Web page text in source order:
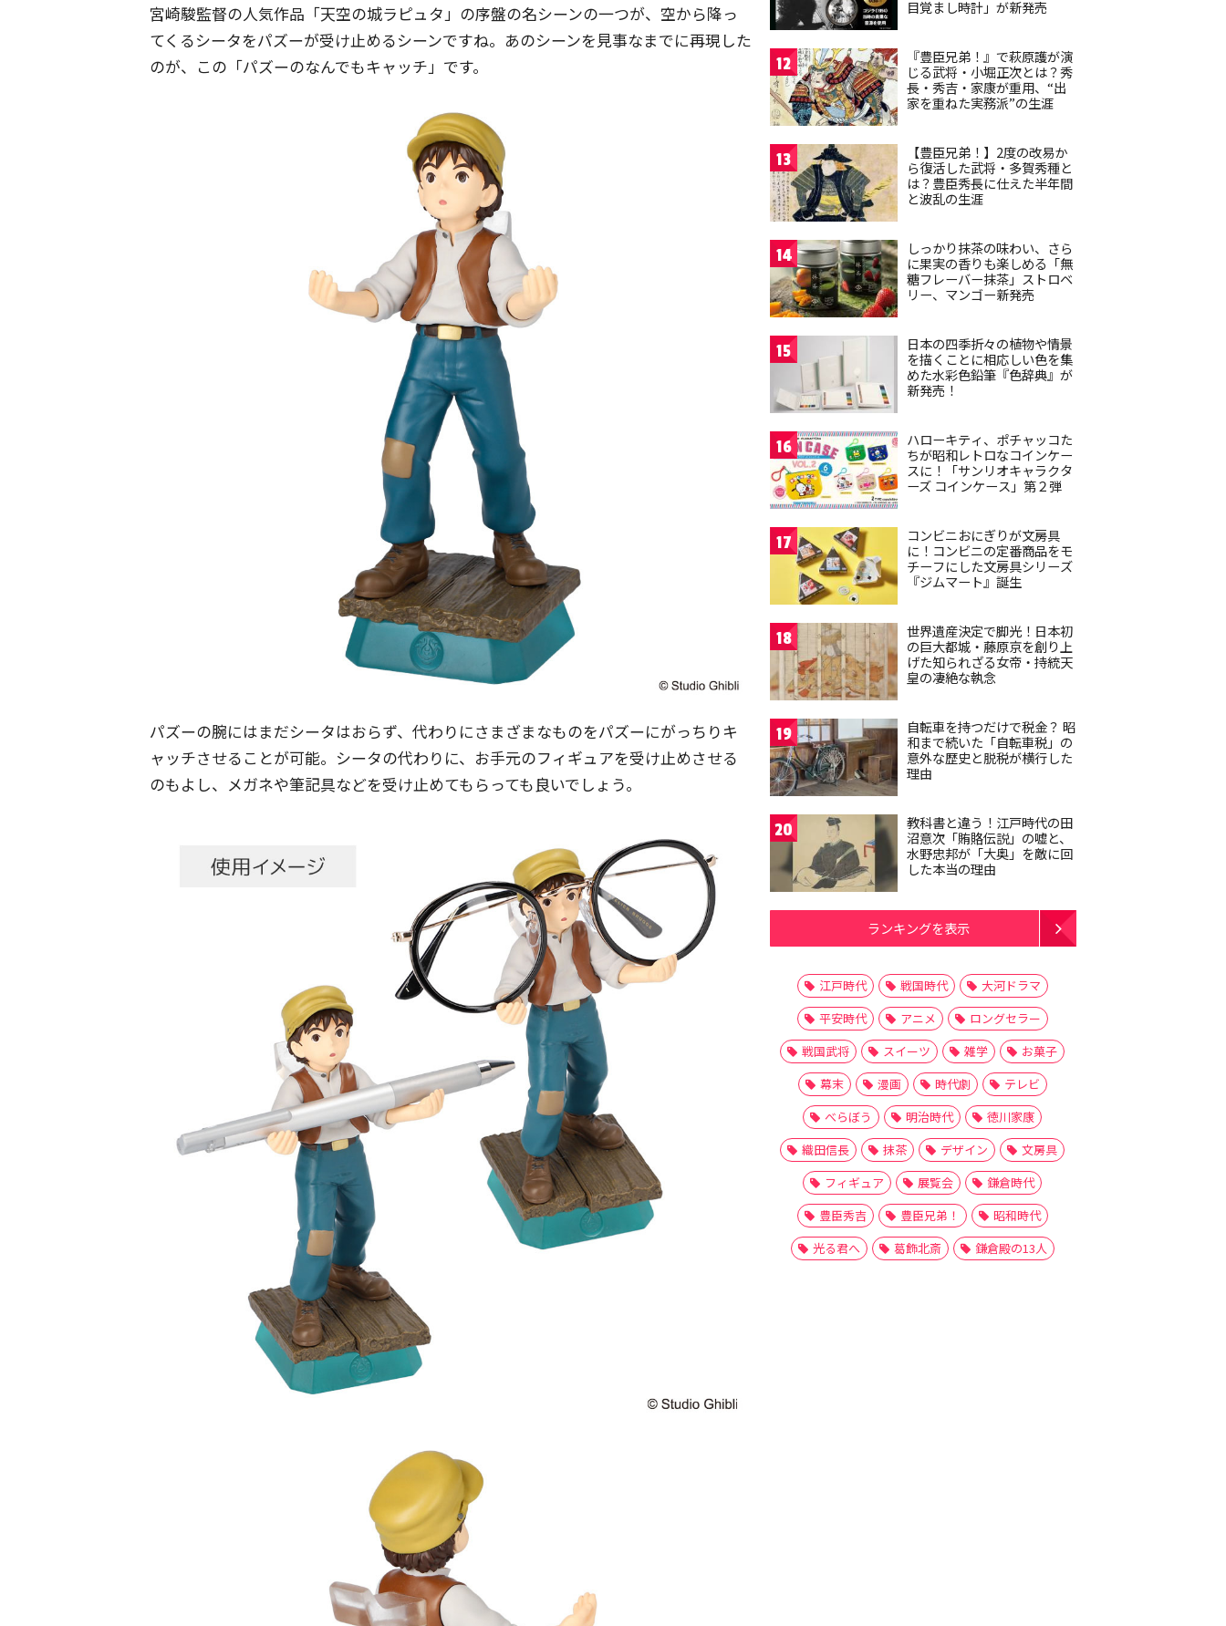
宮崎駿監督の人気作品「天空の城ラピュタ」の序盤の名シーンの一つが、空から降っ
てくるシータをパズーが受け止めるシーンですね。あのシーンを見事なまでに再現した
のが、この「パズーのなんでもキャッチ」です。
パズーの腕にはまだシータはおらず、代わりにさまざまなものをパズーにがっちりキ
ャッチさせることが可能。シータの代わりに、お手元のフィギュアを受け止めさせる
のもよし、メガネや筆記具などを受け止めてもらっても良いでしょう。
目覚まし時計」が新発売
12
『豊臣兄弟！』で萩原護が演
じる武将・小堀正次とは？秀
長・秀吉・家康が重用、“出
家を重ねた実務派”の生涯
13
【豊臣兄弟！】2度の改易か
ら復活した武将・多賀秀種と
は？豊臣秀長に仕えた半年間
と波乱の生涯
14
しっかり抹茶の味わい、さら
に果実の香りも楽しめる「無
糖フレーバー抹茶」ストロベ
リー、マンゴー新発売
15
日本の四季折々の植物や情景
を描くことに相応しい色を集
めた水彩色鉛筆『色辞典』が
新発売！
16
ハローキティ、ポチャッコた
ちが昭和レトロなコインケー
スに！「サンリオキャラクタ
ーズ コインケース」第２弾
17
コンビニおにぎりが文房具
に！コンビニの定番商品をモ
チーフにした文房具シリーズ
『ジムマート』誕生
18
世界遺産決定で脚光！日本初
の巨大都城・藤原京を創り上
げた知られざる女帝・持統天
皇の凄絶な執念
19
自転車を持つだけで税金？ 昭
和まで続いた「自転車税」の
意外な歴史と脱税が横行した
理由
20
教科書と違う！江戸時代の田
沼意次「賄賂伝説」の嘘と、
水野忠邦が「大奥」を敵に回
した本当の理由
ランキングを表示
江戸時代 戦国時代
大河ドラマ
平安時代
アニメ
ロングセラー
戦国武将
スイーツ 雑学
お菓子
幕末
漫画 時代劇
テレビ
べらぼう
明治時代
徳川家康
織田信長
抹茶 デザイン
文房具
フィギュア
展覧会
鎌倉時代
豊臣秀吉
豊臣兄弟！
昭和時代
光る君へ
葛飾北斎 鎌倉殿の13人